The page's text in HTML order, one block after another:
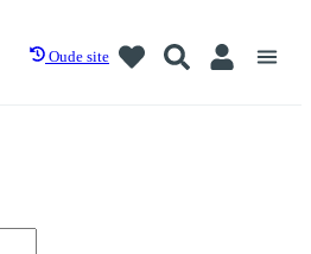
Oude site